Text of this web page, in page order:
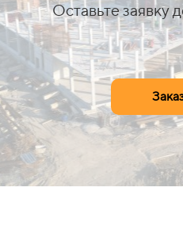
Оставьте заявку